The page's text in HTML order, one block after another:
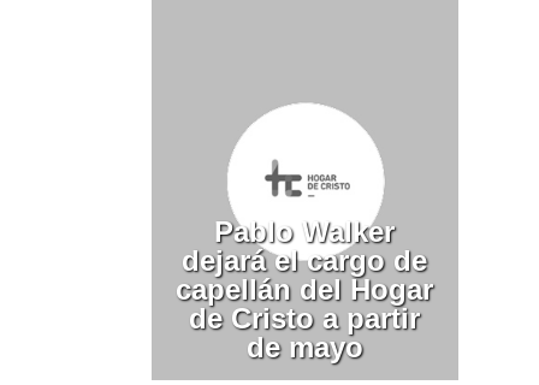
Pablo Walker
dejará el cargo de
capellán del Hogar
de Cristo a partir
de mayo